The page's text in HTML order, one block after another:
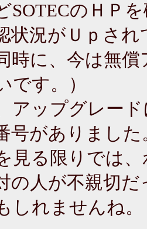
SOTECのＨＰ
状況がＵｐされ
時に、今は無
です。）
アップグレー
号がありました
見る限りでは
の人が不親切だ
しれませんね。